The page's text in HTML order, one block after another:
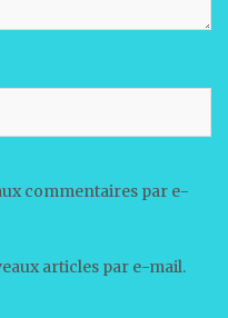
commentaires par e-
articles par e-mail.